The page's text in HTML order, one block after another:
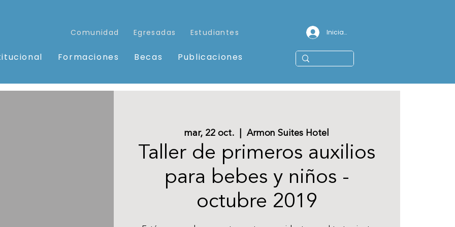
Comunidad Egresadas Estudiantes
Formaciones Becas Publicaciones
Iniciar sesión
mar, 22 oct.
  |
Armon Suites Hotel
Taller de primeros auxilios
para bebes y niños -
octubre 2019